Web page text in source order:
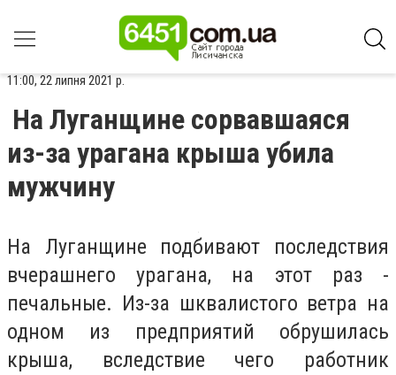
11:00, 22 липня 2021 р.
На Луганщине сорвавшаяся
из-за урагана крыша убила
мужчину
На Луганщине подбивают последствия
вчерашнего урагана, на этот раз -
печальные. Из-за шквалистого ветра на
одном из предприятий обрушилась
крыша, вследствие чего работник